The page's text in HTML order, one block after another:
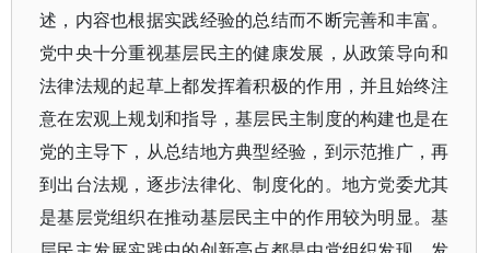
述，内容也根据实践经验的总结而不断完善和丰富。
党中央十分重视基层民主的健康发展，从政策导向和
法律法规的起草上都发挥着积极的作用，并且始终注
意在宏观上规划和指导，基层民主制度的构建也是在
党的主导下，从总结地方典型经验，到示范推广，再
到出台法规，逐步法律化、制度化的。地方党委尤其
是基层党组织在推动基层民主中的作用较为明显。基